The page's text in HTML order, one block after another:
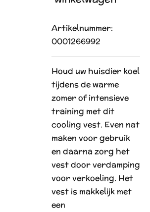
Artikelnummer:
0001266992
Houd uw huisdier koel
tijdens de warme
zomer of intensieve
training met dit
cooling vest. Even nat
maken voor gebruik
en daarna zorg het
vest door verdamping
voor verkoeling. Het
vest is makkelijk met
een